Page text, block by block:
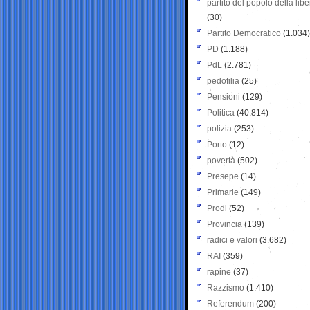
partito del popolo della
(30)
Partito Democratico (1.034)
PD (1.188)
PdL (2.781)
pedofilia (25)
Pensioni (129)
Politica (40.814)
polizia (253)
Porto (12)
povertà (502)
Presepe (14)
Primarie (149)
Prodi (52)
Provincia (139)
radici e valori (3.682)
RAI (359)
rapine (37)
Razzismo (1.410)
Referendum (200)